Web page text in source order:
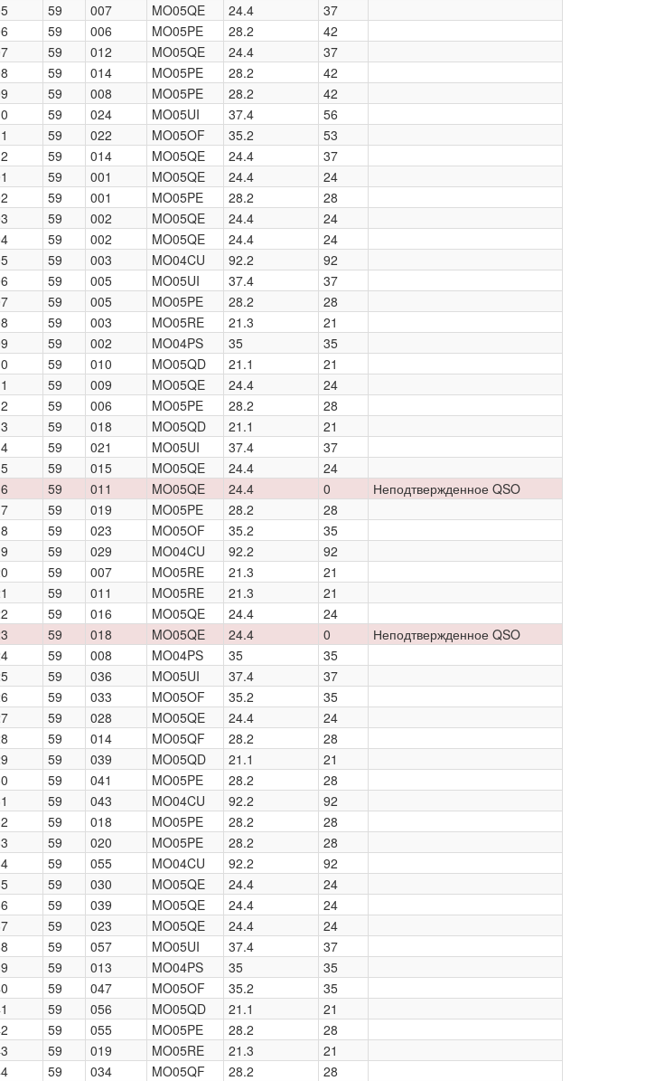
59 007 MO05QE 24.4
37
59 006 MO05PE 28.2
42
59 012 MO05QE 24.4
37
59 014 MO05PE 28.2
42
59 008 MO05PE 28.2
42
59 024 MO05UI 37.4
56
59 022 MO05OF 35.2
53
59 014 MO05QE 24.4
37
59 001 MO05QE 24.4
24
59 001 MO05PE 28.2
28
59 002 MO05QE 24.4
24
59 002 MO05QE 24.4
24
59 003 MO04CU 92.2
92
59 005 MO05UI 37.4
37
59 005 MO05PE 28.2
28
59 003 MO05RE 21.3
21
59 002 MO04PS 35
35
59 010 MO05QD 21.1
21
59 009 MO05QE 24.4
24
59 006 MO05PE 28.2
28
59 018 MO05QD 21.1
21
59 021 MO05UI 37.4
37
59 015 MO05QE 24.4
24
59 011 MO05QE 24.4 0
Неподтвержденное QSO
59 019 MO05PE 28.2
28
59 023 MO05OF 35.2
35
59 029 MO04CU 92.2
92
59 007 MO05RE 21.3
21
59 011 MO05RE 21.3
21
59 016 MO05QE 24.4
24
59 018 MO05QE 24.4 0
Неподтвержденное QSO
59 008 MO04PS 35
35
59 036 MO05UI 37.4
37
59 033 MO05OF 35.2
35
59 028 MO05QE 24.4
24
59 014 MO05QF 28.2
28
59 039 MO05QD 21.1
21
59 041 MO05PE 28.2
28
59 043 MO04CU 92.2
92
59 018 MO05PE 28.2
28
59 020 MO05PE 28.2
28
59 055 MO04CU 92.2
92
59 030 MO05QE 24.4
24
59 039 MO05QE 24.4
24
59 023 MO05QE 24.4
24
59 057 MO05UI 37.4
37
59 013 MO04PS 35
35
59 047 MO05OF 35.2
35
59 056 MO05QD 21.1
21
59 055 MO05PE 28.2
28
59 019 MO05RE 21.3
21
59 034 MO05QF 28.2
28